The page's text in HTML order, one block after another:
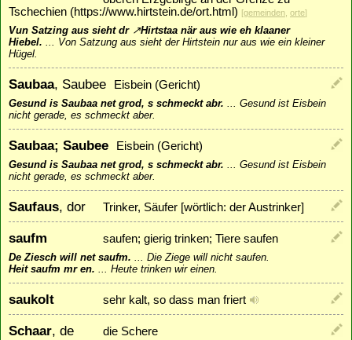
Tschechien (https://www.hirtstein.de/ort.html) [gemeinden, orte]
Vun Satzing aus sieht dr ↗Hirtstaa när aus wie eh klaaner
Hiebel. ... Von Satzung aus sieht der Hirtstein nur aus wie ein kleiner
Hügel.
Saubaa, Saubee Eisbein (Gericht)
Gesund is Saubaa net grod, s schmeckt abr. ... Gesund ist Eisbein
nicht gerade, es schmeckt aber.
Saubaa; Saubee Eisbein (Gericht)
Gesund is Saubaa net grod, s schmeckt abr. ... Gesund ist Eisbein
nicht gerade, es schmeckt aber.
Saufaus, dor Trinker, Säufer [wörtlich: der Austrinker]
saufm saufen; gierig trinken; Tiere saufen
De Ziesch will net saufm. ... Die Ziege will nicht saufen.
Heit saufm mr en. ... Heute trinken wir einen.
saukolt sehr kalt, so dass man friert
Schaar, de die Schere